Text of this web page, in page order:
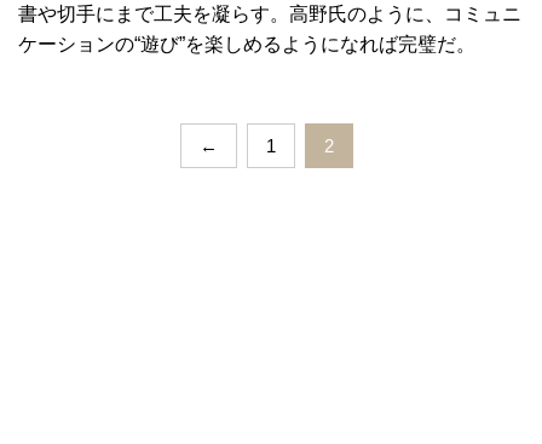
書や切手にまで工夫を凝らす。高野氏のように、コミュニ
ケーションの“遊び”を楽しめるようになれば完璧だ。
← 1 2